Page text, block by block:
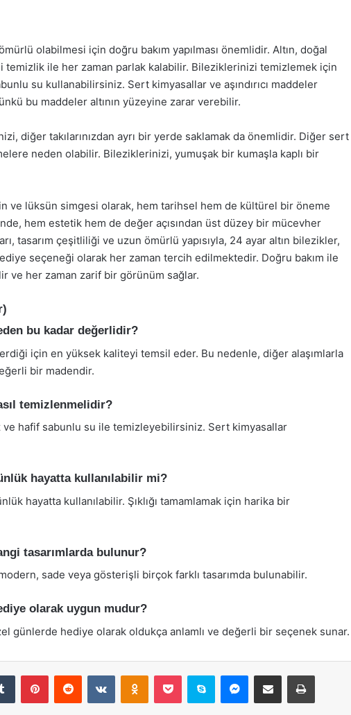
olabilmesi için doğru bakım yapılması önemlidir. Altın, doğal
temizlik ile her zaman parlak kalabilir. Bileziklerinizi temizlemek için
su kullanabilirsiniz. Sert kimyasallar ve aşındırıcı maddeler
bu maddeler altının yüzeyine zarar verebilir.
diğer takılarınızdan ayrı bir yerde saklamak da önemlidir. Diğer sert
neden olabilir. Bileziklerinizi, yumuşak bir kumaşla kaplı bir
ve lüksün simgesi olarak, hem tarihsel hem de kültürel bir öneme
hem estetik hem de değer açısından üst düzey bir mücevher
tasarım çeşitliliği ve uzun ömürlü yapısıyla, 24 ayar altın bilezikler,
seçeneği olarak her zaman tercih edilmektedir. Doğru bakım ile
ve her zaman zarif bir görünüm sağlar.
bu kadar değerlidir?
için en yüksek kaliteyi temsil eder. Bu nedenle, diğer alaşımlarla
bir madendir.
temizlenmelidir?
hafif sabunlu su ile temizleyebilirsiniz. Sert kimyasallar
hayatta kullanılabilir mi?
hayatta kullanılabilir. Şıklığı tamamlamak için harika bir
tasarımlarda bulunur?
sade veya gösterişli birçok farklı tasarımda bulunabilir.
olarak uygun mudur?
günlerde hediye olarak oldukça anlamlı ve değerli bir seçenek sunar.
Tumblr PinterestReddit VKontakteOdnoklassniki
Pocket Skype Messenger
E-Posta ile paylaş Yazdır